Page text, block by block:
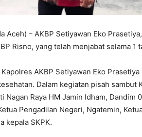
Aceh) – AKBP Setiyawan Eko
Risno, yang telah menjabat selama
AKBP Setiyawan Eko
Dalam kegiatan pisah sambut
Raya HM Jamin Idham, Dandim
Pengadilan Negeri, Ngatemin,
kepala SKPK.